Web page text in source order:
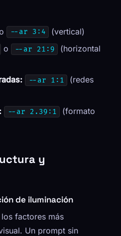
--ar 3:4
(vertical)
o --ar 21:9
(horizontal
--ar 1:1
(redes
--ar 2.39:1
(formato
y
de iluminación
factores más
Un prompt sin